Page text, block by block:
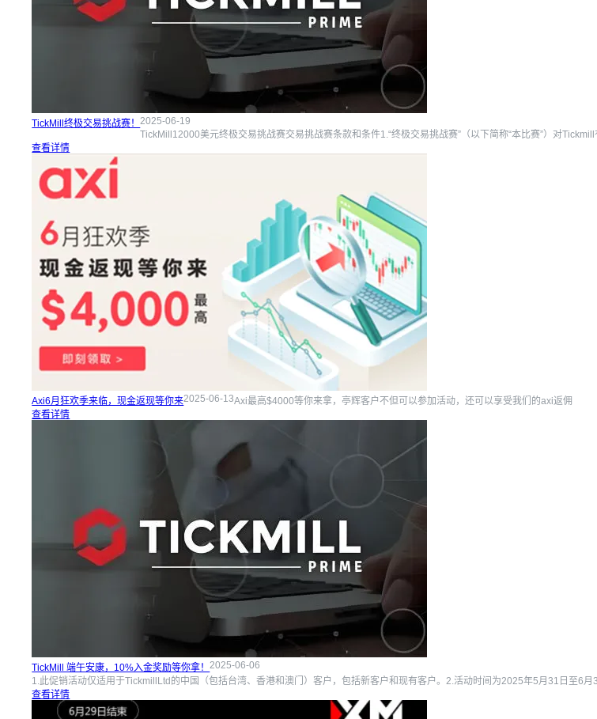
TickMill终极交易挑战赛！2025-06-19
TickMill12000美元终极交易挑战赛交易挑战赛条款和条件1.“终极交易挑战赛”（以下简称“本比赛”）对
查看详情
Axi6月狂欢季来临，现金返现等你来2025-06-13Axi最高$4000等你来拿，亭辉客户不但可以参加活动，还可以享受我们的axi返佣
查看详情
TickMill 端午安康，10%入金奖励等你拿！2025-06-06
1.此促销活动仅适用于TickmillLtd的中国（包括台湾、香港和澳门）客户，包括新客户和现有客户。2.活动时间为2025年5月31日至6
查看详情